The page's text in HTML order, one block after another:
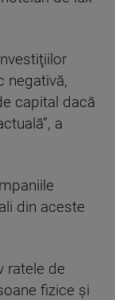
negativă,
capital dacă
a
din aceste
ratele de
fizice şi